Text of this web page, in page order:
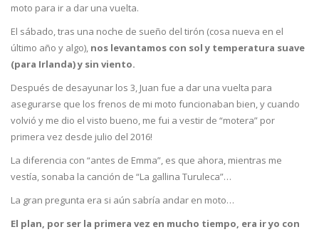
moto para ir a dar una vuelta.
El sábado, tras una noche de sueño del tirón (cosa nueva en el
último año y algo), nos levantamos con sol y temperatura suave
(para Irlanda) y sin viento.
Después de desayunar los 3, Juan fue a dar una vuelta para
asegurarse que los frenos de mi moto funcionaban bien, y cuando
volvió y me dio el visto bueno, me fui a vestir de “motera” por
primera vez desde julio del 2016!
La diferencia con “antes de Emma”, es que ahora, mientras me
vestía, sonaba la canción de “La gallina Turuleca”…
La gran pregunta era si aún sabría andar en moto…
El plan, por ser la primera vez en mucho tiempo, era ir yo con